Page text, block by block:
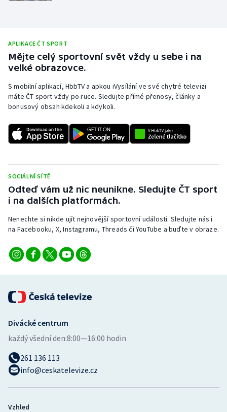
Rychlostní kanoistika
Short track
Stolní tenis
Triatlon
Veslování
Vodní slalom
Ostatní
APLIKACE ČT SPORT
Mějte celý sportovní svět vždy u sebe i na
velké obrazovce.
S mobilní aplikací, HbbTV a apkou iVysílání ve své chytré televizi
máte ČT sport vždy po ruce. Sledujte přímé přenosy, články a
bonusový obsah kdekoli a kdykoli.
SOCIÁLNÍ SÍTĚ
Odteď vám už nic neunikne. Sledujte ČT sport
i na dalších platformách.
Nenechte si nikde ujít nejnovější sportovní události. Sledujte nás i
na Facebooku, X, Instagramu, Threads či YouTube a buďte v obraze.
Divácké centrum
každý všední den:8:00—16:00 hodin
261 136 113
info@ceskatelevize.cz
Vzhled